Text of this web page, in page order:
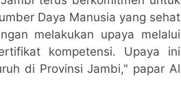
Daya Manusia yang sehat
melakukan upaya melalui
kompetensi. Upaya ini
di Provinsi Jambi," papar Al